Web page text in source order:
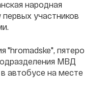
народная
первых участников
"hromadske", пятеро
МВД
автобусе на месте